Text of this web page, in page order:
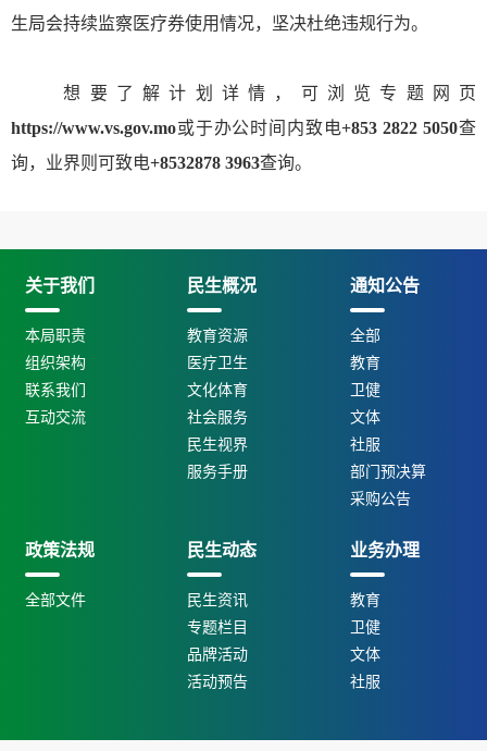
生局会持续监察医疗券使用情况，坚决杜绝违规行为。
想要了解计划详情，可浏览专题网页
https://www.vs.gov.mo或于办公时间内致电+853 2822 5050查
询，业界则可致电+8532878 3963查询。
关于我们
本局职责
组织架构
联系我们
互动交流
民生概况
教育资源
医疗卫生
文化体育
社会服务
民生视界
服务手册
通知公告
全部
教育
卫健
文体
社服
部门预决算
采购公告
政策法规
全部文件
民生动态
民生资讯
专题栏目
品牌活动
活动预告
业务办理
教育
卫健
文体
社服